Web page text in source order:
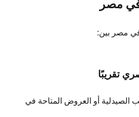
مصر
مصر بين:
أو العروض المتاحة في